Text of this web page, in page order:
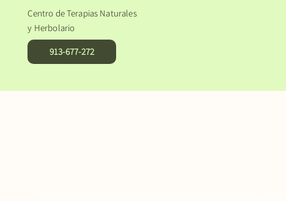
Centro de Terapias Naturales
y Herbolario
913-677-272